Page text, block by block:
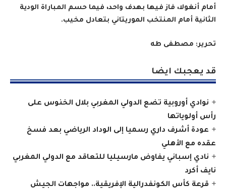
أمام أنغولا، فاز فيها بهدف واحد، فيما حسم المباراة الودية
الثانية أمام المنتخب الموريتاني بتعادل مخيب.
تحرير: مصطفى طه
قد يعجبك ايضا
نوادي أوروبية تضع الدولي المغربي بلال الخنوس على
رأس أولوياتها
عودة أشرف داري رسميا إلى الوداد الرياضي بعد فسخ
عقده مع الأهلي
نادي إسباني يفاوض مارسيليا للتعاقد مع الدولي المغربي
نايف أكرد
قرعة كأس الكونفدرالية الإفريقية.. مواجهات الجيش